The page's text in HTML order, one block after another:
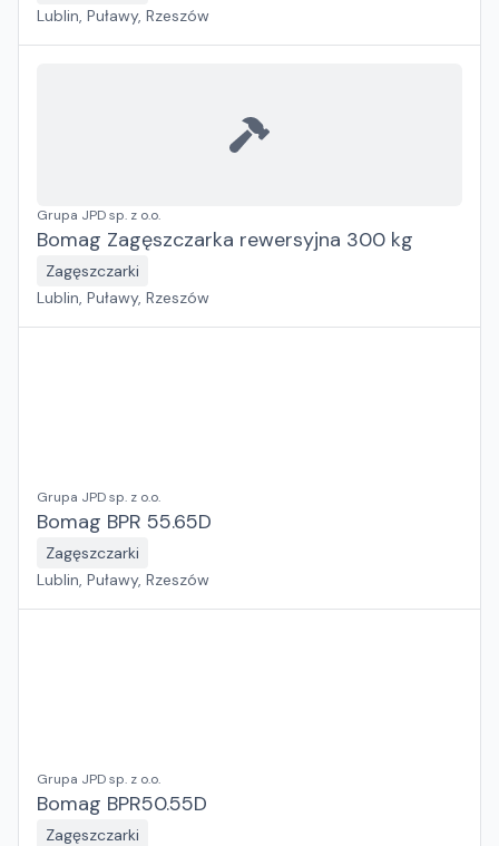
Lublin, Puławy, Rzeszów
Grupa JPD sp. z o.o.
Bomag Zagęszczarka rewersyjna 300 kg
Zagęszczarki
Lublin, Puławy, Rzeszów
Grupa JPD sp. z o.o.
Bomag BPR 55.65D
Zagęszczarki
Lublin, Puławy, Rzeszów
Grupa JPD sp. z o.o.
Bomag BPR50.55D
Zagęszczarki